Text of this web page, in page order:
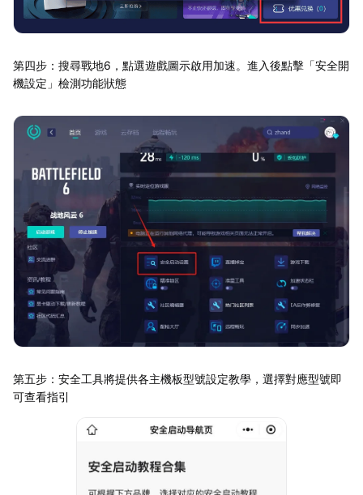
第四步：搜尋戰地6，點選遊戲圖示啟用加速。進入後點擊「安全開
機設定」檢測功能狀態
第五步：安全工具將提供各主機板型號設定教學，選擇對應型號即
可查看指引